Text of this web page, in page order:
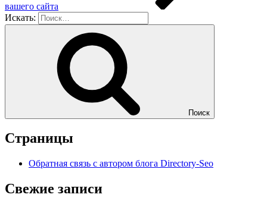
вашего сайта
Искать:
Поиск
Страницы
Обратная связь с автором блога Directory-Seo
Свежие записи